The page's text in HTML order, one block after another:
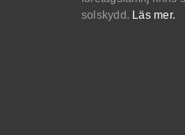
solskydd. Läs mer.